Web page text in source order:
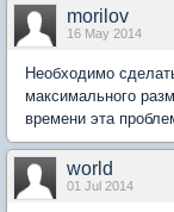
morilov
16 May 2014
Необходимо
максимального
времени эта
world
01 Jul 2014